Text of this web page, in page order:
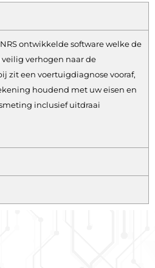
ontwikkelde software welke de
verhogen naar de
zit een voertuigdiagnose vooraf,
houdend met uw eisen en
inclusief uitdraai